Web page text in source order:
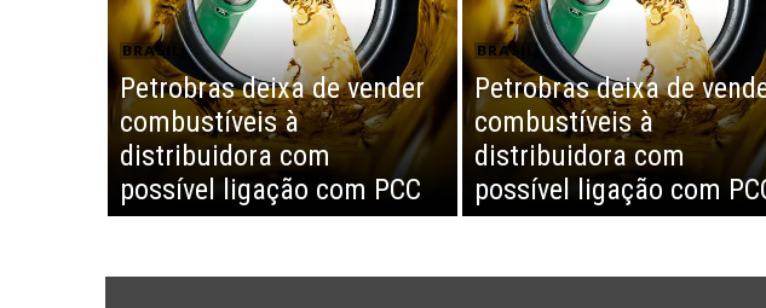
BRASIL
Petrobras deixa de vender
combustíveis à
distribuidora com
possível ligação com PCC
BRASIL
Petrobras deixa de
combustíveis à
distribuidora com
possível ligação com